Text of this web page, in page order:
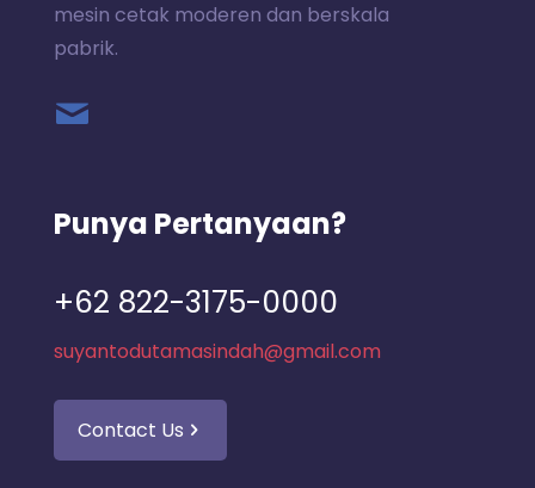
mesin cetak moderen dan berskala
pabrik.
Punya Pertanyaan?
+62 822-3175-0000
suyantodutamasindah@gmail.com
Contact Us